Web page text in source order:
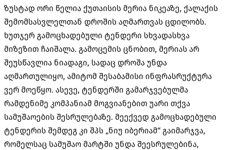
ზუსტად ორი წელია ქუთაისის მერია ნიკეაზე, ქალაქის
შემომსასვლელთან დროშის აღმართვას ცდილობს.
ხუთჯერ გამოცხადებული ტენდერი სხვადასხვა
მიზეზით ჩაიშალა. გამოცემის ცნობით, მერიას არ
შეუსწავლია ნიადაგი, სადაც დროშა უნდა
აღმართულიყო, ამიტომ შესაბამისი ინფრასრუქტურა
ვერ მოეწყო. ასევე, ტენდერში გამარჯვებულმა
რამდენიმე კომპანიამ მოგვიანებით უარი თქვა
სამუშაოების შესრულებაზე. მეექვედ გამოცხადებული
ტენდერის შემდეგ კი შპს „ნიუ იბერიამ“ გაიმარჯვა,
რომელსაც სამუშაო მარტში უნდა შეესრულებინა,